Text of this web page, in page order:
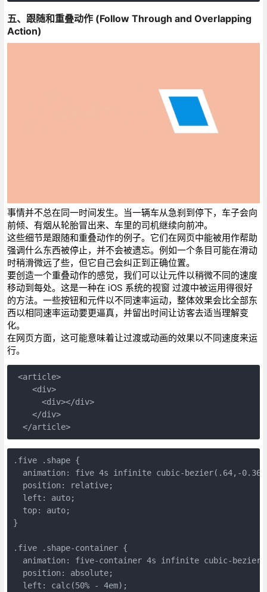
五、跟随和重叠动作 (Follow Through and Overlapping
Action)
事情并不总在同一时间发生。当一辆车从急刹到停下，车子会向
前倾、有烟从轮胎冒出来、车里的司机继续向前冲。
这些细节是跟随和重叠动作的例子。它们在网页中能被用作帮助
强调什么东西被停止，并不会被遗忘。例如一个条目可能在滑动
时稍滑微远了些，但它自己会纠正到正确位置。
要创造一个重叠动作的感觉，我们可以让元件以稍微不同的速度
移动到每处。这是一种在 iOS 系统的视窗 过渡中被运用得很好
的方法。一些按钮和元件以不同速率运动，整体效果会比全部东
西以相同速率运动要更逼真，并留出时间让访客去适当理解变
化。
在网页方面，这可能意味着让过渡或动画的效果以不同速度来运
行。
<article>
    <div>
      <div></div>
    </div>
  </article>
.five .shape {
animation: five 4s infinite cubic-bezier(.64,-
  position: relative;
  left: auto;
  top: auto;
}
.five .shape-container {
animation: five-container 4s infinite cubic-
  position: absolute;
  left: calc(50% - 4em);